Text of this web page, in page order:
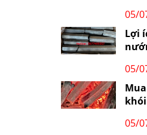
05/
Lợi
05/
05/